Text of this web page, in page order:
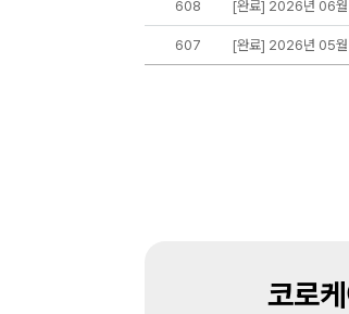
608 [완료] 2026년 06
607 [완료] 2026년 05월
코로